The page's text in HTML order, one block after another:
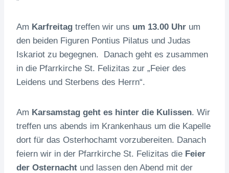
Am Karfreitag treffen wir uns um 13.00 Uhr um
den beiden Figuren Pontius Pilatus und Judas
Iskariot zu begegnen. Danach geht es zusammen
in die Pfarrkirche St. Felizitas zur „Feier des
Leidens und Sterbens des Herrn“.
Am Karsamstag geht es hinter die Kulissen. Wir
treffen uns abends im Krankenhaus um die Kapelle
dort für das Osterhochamt vorzubereiten. Danach
feiern wir in der Pfarrkirche St. Felizitas die Feier
der Osternacht und lassen den Abend mit der